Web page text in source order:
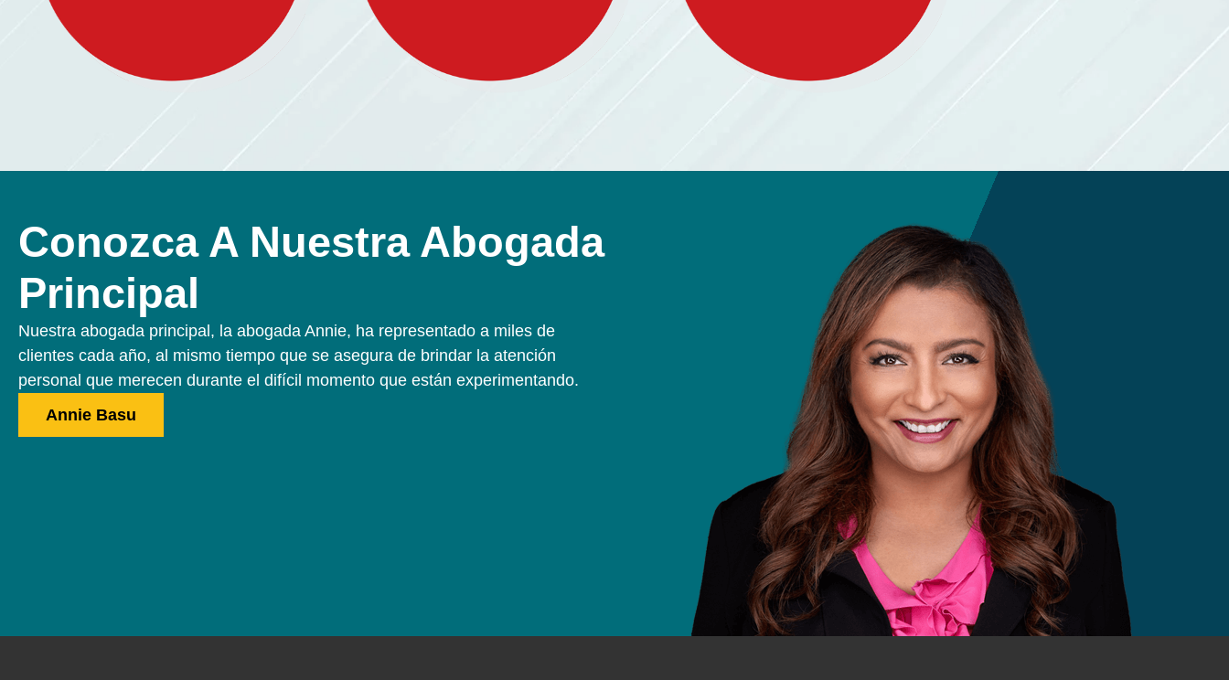
Conozca A Nuestra Abogada
Principal
Nuestra abogada principal, la abogada Annie, ha representado a miles de
clientes cada año, al mismo tiempo que se asegura de brindar la atención
personal que merecen durante el difícil momento que están experimentando.
Annie Basu